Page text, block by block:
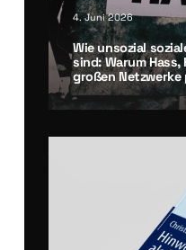
4. Juni 2026
Wie unso­zi­al
sind: War­um
gro­ßen Netz­wer­ke